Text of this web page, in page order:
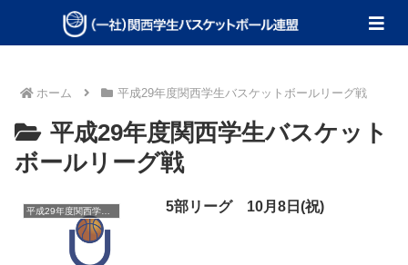
ホーム 平成29年度関西学生バスケットボールリーグ戦
平成29年度関西学生バスケット
ボールリーグ戦
平成29年度関西学生バスケットボールリーグ戦 5部リーグ 10月8日(祝)